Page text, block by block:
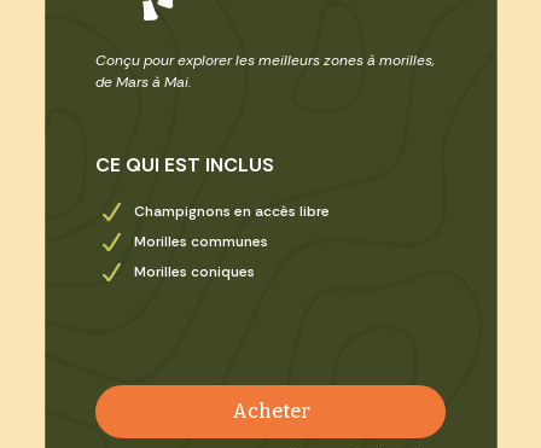
Conçu pour explorer les meilleurs zones à morilles,
de Mars à Mai.
CE QUI EST INCLUS
Champignons en accès libre
Morilles communes
Morilles coniques
Acheter